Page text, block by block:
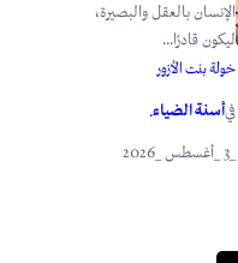
الإنسان بالعقل والبصيرة،
ليكون قادرًا...
خولة بنت الأزور
فيأسنة الضياء.